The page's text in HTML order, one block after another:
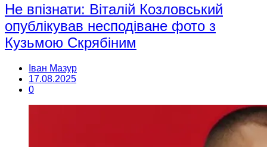
Не впізнати: Віталій Козловський
опублікував несподіване фото з
Кузьмою Скрябіним
Іван Мазур
17.08.2025
0